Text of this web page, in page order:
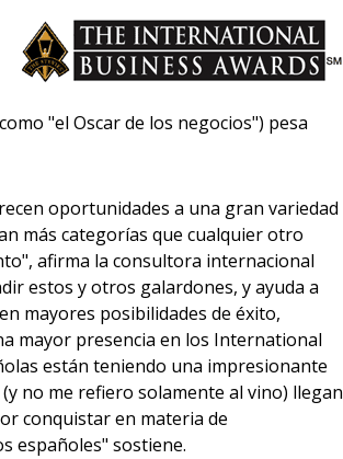
"el Oscar de los negocios") pesa
oportunidades a una gran variedad
más categorías que cualquier otro
afirma la consultora internacional
estos y otros galardones, y ayuda a
mayores posibilidades de éxito,
mayor presencia en los International
están teniendo una impresionante
no me refiero solamente al vino) llegan
conquistar en materia de
españoles" sostiene.